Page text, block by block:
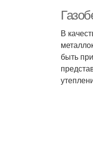
В
быть